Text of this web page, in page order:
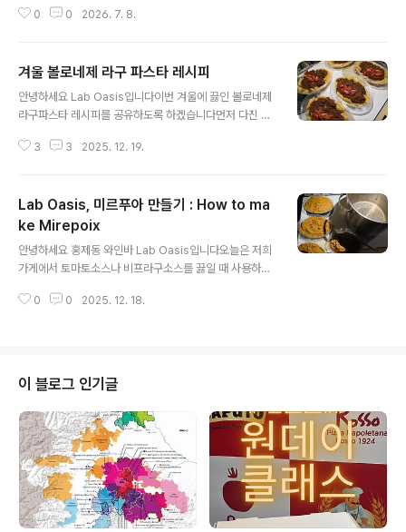
이스루꼴라 약간페코리노 치즈 (양 치즈)엑스트라버진 올
보신 적이 있나요? 재료 본연의 맛을 극대화하고 도우의 쫄
온 'ROSSO1924 나폴리 피자 문화 프로젝트' 원데이 클
래스의 생생한 현장 이야기와 함께, 슬라이드를 통해 배운
정통 나폴리 피자의 비밀을 아낌없이 공유해 드리려고 합
었을 때의 설렘을 담아 지금 바로 시작합니다! 💡 나폴리
0 0 2026. 7. 8.
겨울 볼로네제 라구 파스타 레시피
안녕하세요 Lab Oasis입니다이번 겨울에 끓인 볼로네제
라구파스타 레시피를 공유하도록 하겠습니다먼저 다진 소
록 하겠습니다다음으로 전에 만들어둔 미르푸아 400g을
로 잘 맞을 수 있게 사용해 주세요더욱더 소울 풀해지는 맛
을 느끼실 수 있습니다.와인을 넣고 알코올이 날아갈 수 있
게 30분 정도 끓여주세요월계수잎이 있다면 2~3장 넣고
같이 끓여주세요다음으로 이탈리아 홀토마토 2.55kg을
넣고 끓여주세요캔 안에 있는 토마토는 핸드블랜더로 곱게
갈아서 넣어줍니다.다음으로는 이탈리아 토마토 페이스트
3 3 2025. 12. 19.
Lab Oasis, 미르푸아 만들기 : How to ma
ke Mirepoix
안녕하세요 홍제동 와인바 Lab Oasis입니다오늘은 저희
가게에서 토마토소스나 비프라구소스를 끓일 때 사용하는
양파 4 : 당근 4 : 셀러리 1을 사용해서 만들고 있어요(ex:
라옵니다캐러멜라이징한 양파는 어니언수프에도 많이 사
용합니다.로스팅한 당근은 당근퓌레로도 사용되고요거기
에 셀러리를 더해 프레쉬함과 복합적인 풍미가 일품입니
다.먼저 당근의 껍질을 정리한 후 작게 잘라주세요팬에 포
마스 올리브유를 넣고 당근을 볶아줍니다소금은 당근 무게
에서 1%를 넣고 볶아주세요 (당근 2k..
0 0 2025. 12. 18.
이 블로그 인기글